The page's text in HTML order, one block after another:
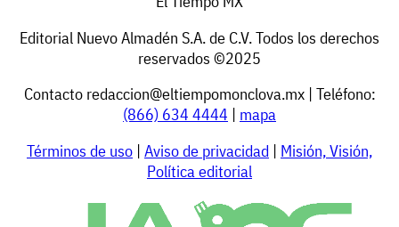
Editorial Nuevo Almadén S.A. de C.V. Todos los derechos
reservados ©2025
Contacto redaccion@eltiempomonclova.mx| Teléfono:
(866) 634 4444 | mapa
Términos de uso | Aviso de privacidad | Misión, Visión,
Política editorial